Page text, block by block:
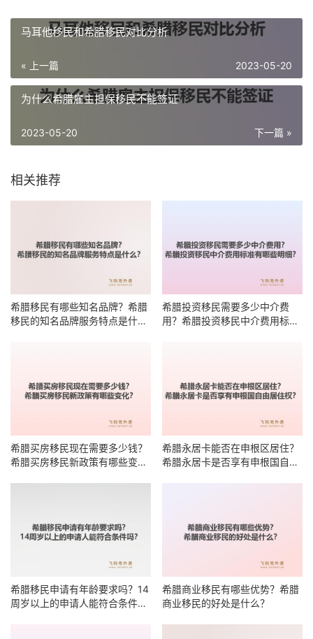
马耳他移民和希腊移民对比分析
« 上一篇 2023-05-20
为什么希腊雇主担保移民不能签证
下一篇 »
2023-05-20
相关推荐
希腊移民有哪些知名品牌？希腊
移民的知名品牌服务特点是什
希腊投资移民需要多少中介费
用？希腊投资移民中介费用标准
希腊买房移民现在需要多少钱？
希腊买房移民新政策有哪些变
希腊永居卡能否在申根区居住？
希腊永居卡是否享有申根国自由
希腊移民申请有年龄要求吗？14
周岁以上的申请人能符合条件
希腊商业移民有哪些优势？希腊
商业移民的好处是什么？